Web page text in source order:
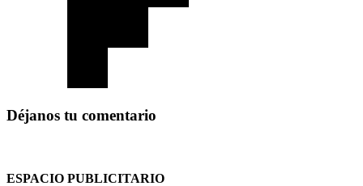
Déjanos tu comentario
ESPACIO PUBLICITARIO